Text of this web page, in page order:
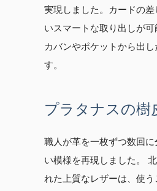
実現しました。カードの
いスマートな取り出しが
カバンやポケットから出
す。
プラタナスの樹
職人が革を一枚ずつ数回
い模様を再現しました。
れた上質なレザーは、使